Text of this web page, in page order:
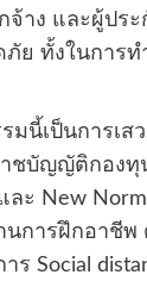
จ้าง และผู้ปร
ย ทั้งในการท
มนี้เป็นการเ
ชบัญญัติกองทุ
ละ New
นการฝึกอาชี
ร Social